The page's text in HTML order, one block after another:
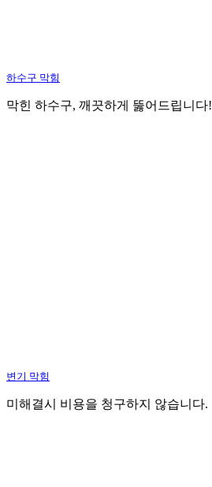
하수구 막힘
막힌 하수구, 깨끗하게 뚫어드립니다!
변기 막힘
미해결시 비용을 청구하지 않습니다.